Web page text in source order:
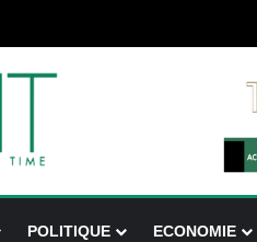
POLITIQUE ECONOMIE